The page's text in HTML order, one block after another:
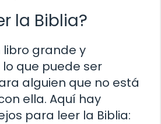
la Biblia?
libro grande y
que puede ser
alguien que no está
ella. Aquí hay
para leer la Biblia: